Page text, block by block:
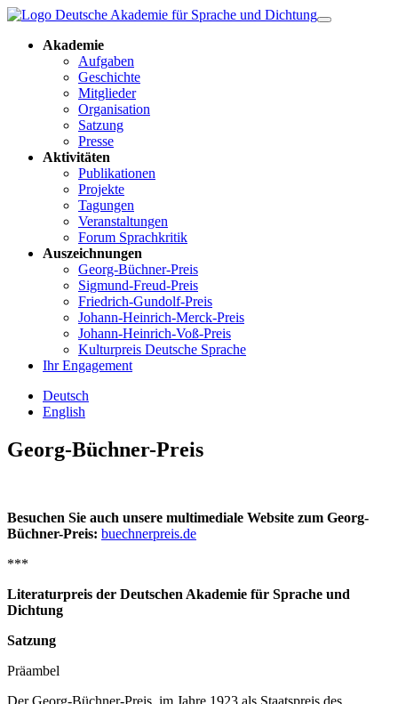
Akademie
Aufgaben
Geschichte
Mitglieder
Organisation
Satzung
Presse
Aktivitäten
Publikationen
Projekte
Tagungen
Veranstaltungen
Forum Sprachkritik
Auszeichnungen
Georg-Büchner-Preis
Sigmund-Freud-Preis
Friedrich-Gundolf-Preis
Johann-Heinrich-Merck-Preis
Johann-Heinrich-Voß-Preis
Kulturpreis Deutsche Sprache
Ihr Engagement
Deutsch
English
Georg-Büchner-Preis
Besuchen Sie auch unsere multimediale Website zum Georg-
Büchner-Preis: buechnerpreis.de
***
Literaturpreis der Deutschen Akademie für Sprache und
Dichtung
Satzung
Präambel
Der Georg-Büchner-Preis, im Jahre 1923 als Staatspreis des